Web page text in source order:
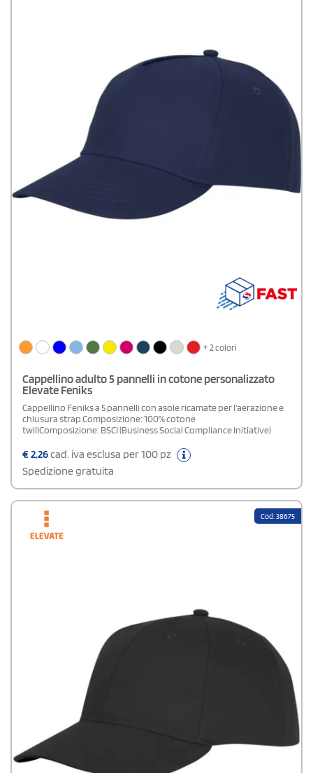
+ 2 colori
Cappellino adulto 5 pannelli in cotone personalizzato
Elevate Feniks
Cappellino Feniks a 5 pannelli con asole ricamate per l'aerazione e
chiusura strap.Composizione: 100% cotone
twillComposizione: BSCI (Business Social Compliance Initiative)
€2,26cad. iva esclusa per 100 pz
Spedizione gratuita
Cod: 38675